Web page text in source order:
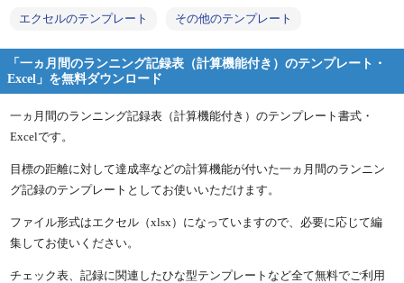
エクセルのテンプレート その他のテンプレート
「一ヵ月間のランニング記録表（計算機能付き）のテンプレート・
Excel」を無料ダウンロード
一ヵ月間のランニング記録表（計算機能付き）のテンプレート書式・
Excelです。
目標の距離に対して達成率などの計算機能が付いた一ヵ月間のランニン
グ記録のテンプレートとしてお使いいただけます。
ファイル形式はエクセル（xlsx）になっていますので、必要に応じて編
集してお使いください。
チェック表、記録に関連したひな型テンプレートなど全て無料でご利用